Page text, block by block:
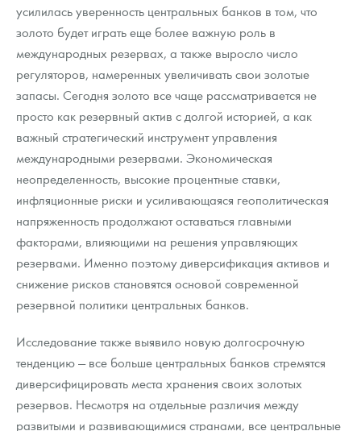
усилилась уверенность центральных банков в том, что
золото будет играть еще более важную роль в
международных резервах, а также выросло число
регуляторов, намеренных увеличивать свои золотые
запасы. Сегодня золото все чаще рассматривается не
просто как резервный актив с долгой историей, а как
важный стратегический инструмент управления
международными резервами. Экономическая
неопределенность, высокие процентные ставки,
инфляционные риски и усиливающаяся геополитическая
напряженность продолжают оставаться главными
факторами, влияющими на решения управляющих
резервами. Именно поэтому диверсификация активов и
снижение рисков становятся основой современной
резервной политики центральных банков.
Исследование также выявило новую долгосрочную
тенденцию — все больше центральных банков стремятся
диверсифицировать места хранения своих золотых
резервов. Несмотря на отдельные различия между
развитыми и развивающимися странами, все центральные